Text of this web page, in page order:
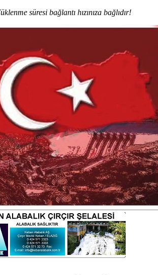
süresi bağlantı hızınıza bağlıdır!